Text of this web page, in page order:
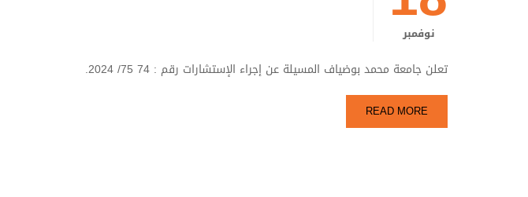
نوفمبر
تعلن جامعة محمد بوضياف المسيلة عن إجراء الإستشارات رقم : 74 75/ 2024.
READ MORE